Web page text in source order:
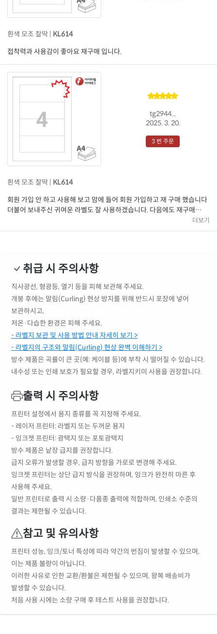
흰색 모조 찰딱 | KL614
접착력과 사용감이 좋아요 재구매 입니다.
tg2944...
2025. 3. 20.
3 번 주문
흰색 모조 찰딱 | KL614
회원 가입 안 하고 사용해 보고 맘에 들어 회원 가입하고 재 구매 했습니다
더불어 보내주신 귀여운 라벨도 잘 사용하겠습니다. 다음에도 재구매
더보기
취급 시 주의사항
직사광선, 형광등, 열기 등을 피해 보관해 주세요.
개봉 후에는 말림(Curling) 현상 방지를 위해 반드시 포장에 넣어
보관하시고,
저온·다습한 환경은 피해 주세요.
- 라벨지 보관 및 사용 방법 안내 자세히 보기 >
- 라벨지의 구조와 말림(Curling) 현상 완벽 이해하기 >
방수 제품은 곡률이 큰 곳(예: 케이블 등)에 부착 시 떨어질 수 있습니다.
내수성 또는 인쇄 보호가 필요할 경우, 라벨지키미 사용을 권장합니다.
출력 시 주의사항
프린터 설정에서 용지 종류를 꼭 지정해 주세요.
- 레이저 프린터: 라벨지 또는 두꺼운 용지
- 잉크젯 프린터: 광택지 또는 포토광택지
방수 제품은 낱장 급지를 권장합니다.
급지 오류가 발생할 경우, 급지 방향을 가로로 변경해 주세요.
잉크젯 프린터는 상단 급지 방식을 권장하며, 잉크가 완전히 마른 후
사용해 주세요.
일반 프린터로 출력 시 소량·다품종 출력에 적합하며, 인쇄소 수준의
결과는 제한될 수 있습니다.
참고 및 유의사항
프린터 성능, 잉크/토너 특성에 따라 약간의 번짐이 발생할 수 있으며,
이는 제품 불량이 아닙니다.
이러한 사유로 인한 교환/환불은 제한될 수 있으며, 왕복 배송비가
발생할 수 있습니다.
처음 사용 시에는 소량 구매 후 테스트 사용을 권장합니다.